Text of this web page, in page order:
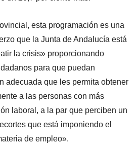
esta programación es una
que la Junta de Andalucía está
la crisis» proporcionando
para que puedan
adecuada que les permita obtener
a las personas con más
laboral, a la par que perciben un
que está imponiendo el
de empleo».